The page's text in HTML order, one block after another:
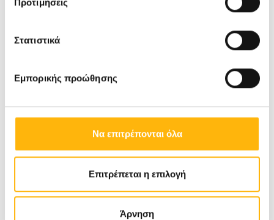
Προτιμήσεις
Στατιστικά
Εμπορικής προώθησης
Να επιτρέπονται όλα
Επιτρέπεται η επιλογή
Άρνηση
ραντεβού στα τηλέφωνα: 2410996000 &
2410996005
Ξεκινήστε τη σχολική χρονιά με τον ετήσιο